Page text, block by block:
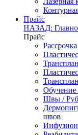
Прайс
НАЗАД:
Прайс
Обучение
Швы /
швов